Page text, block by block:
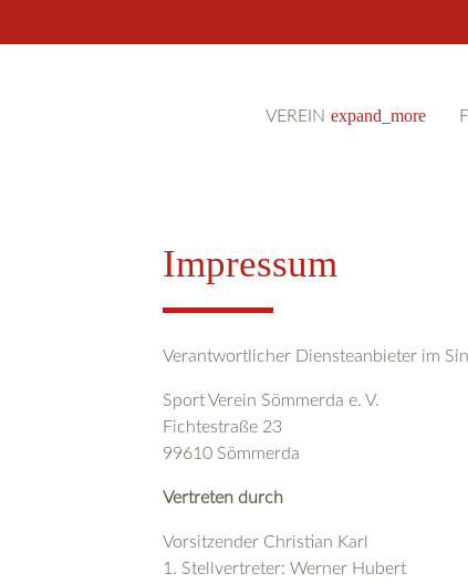
VEREIN expand_more
Impressum
Verantwortlicher Diensteanbieter im
Sport Verein Sömmerda e. V.
Fichtestraße 23
99610 Sömmerda
Vertreten durch
Vorsitzender Christian Karl
1. Stellvertreter: Werner Hubert